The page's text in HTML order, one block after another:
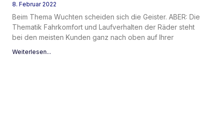
8. Februar 2022
Beim Thema Wuchten scheiden sich die Geister. ABER: Die
Thematik Fahrkomfort und Laufverhalten der Räder steht
bei den meisten Kunden ganz nach oben auf Ihrer
Weiterlesen...